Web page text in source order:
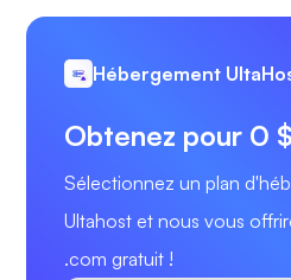
Hébergement
Obtenez pour 0 $
Sélectionnez un plan
Ultahost et nous vous
.com gratuit !